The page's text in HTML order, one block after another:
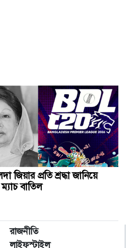
জিয়ার জন্য দোয়া অনুষ্ঠিত
৫০ প্লাটুন আনসার ও টিডিপি
হয়ে একজনের মৃত্যু
জিয়ার প্রতি শ্রদ্ধা জানিয়ে
বাতিল
রাজনীতি
লাইফস্টাইল